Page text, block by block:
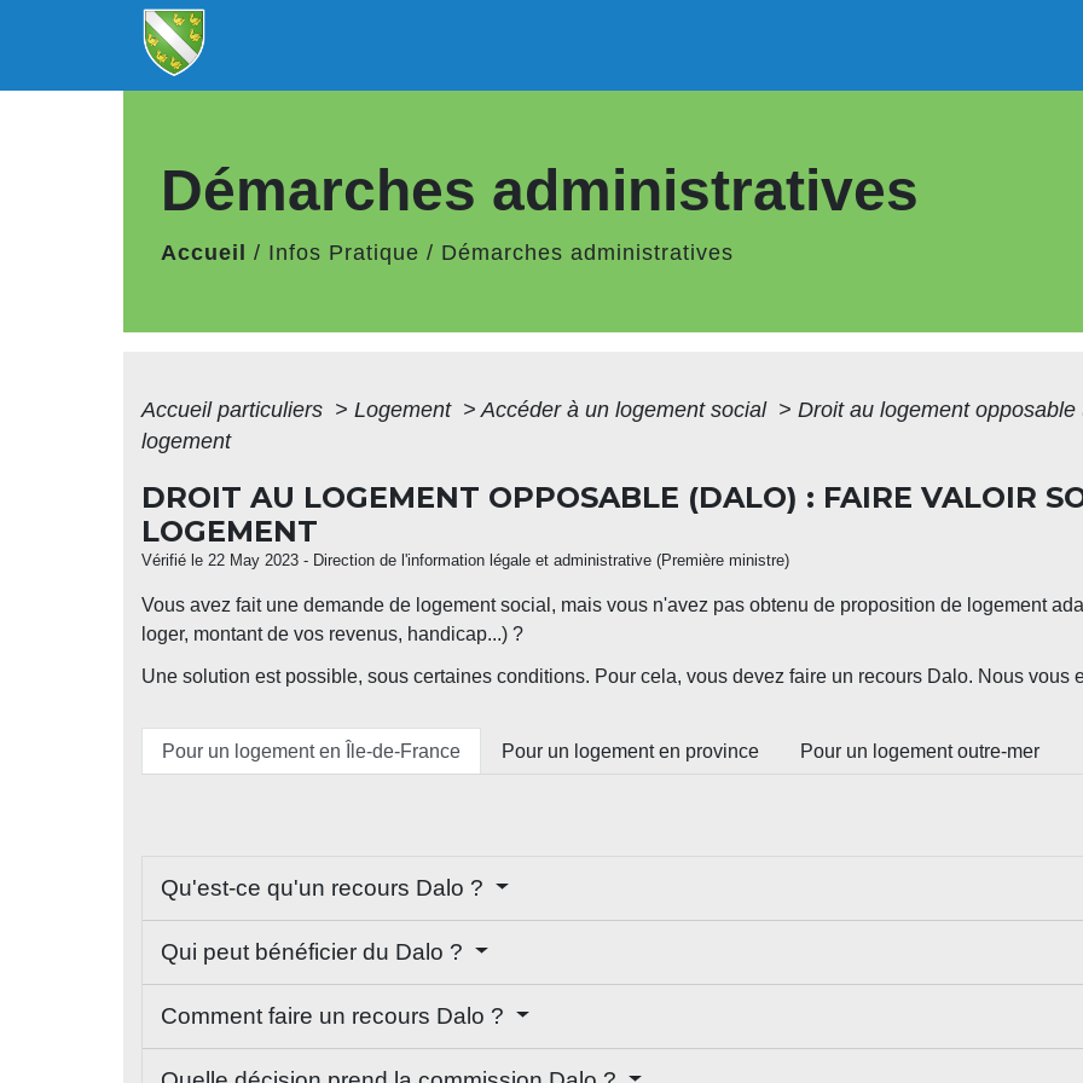
Démarches administratives
Accueil / Infos Pratique / Démarches administratives
Accueil particuliers > Logement > Accéder à un logement social > Droit au logement
logement
DROIT AU LOGEMENT OPPOSABLE (DALO) : FAIRE VALOIR
LOGEMENT
Vérifié le 22 May 2023 - Direction de l'information légale et administrative (Première ministre)
Vous avez fait une demande de logement social, mais vous n'avez pas obtenu de proposition de logement
loger, montant de vos revenus, handicap...) ?
Une solution est possible, sous certaines conditions. Pour cela, vous devez faire un recours Dalo. Nous vous
Pour un logement en Île-de-France Pour un logement en province Pour un logement outre-mer
Qu'est-ce qu'un recours Dalo ?
Qui peut bénéficier du Dalo ?
Comment faire un recours Dalo ?